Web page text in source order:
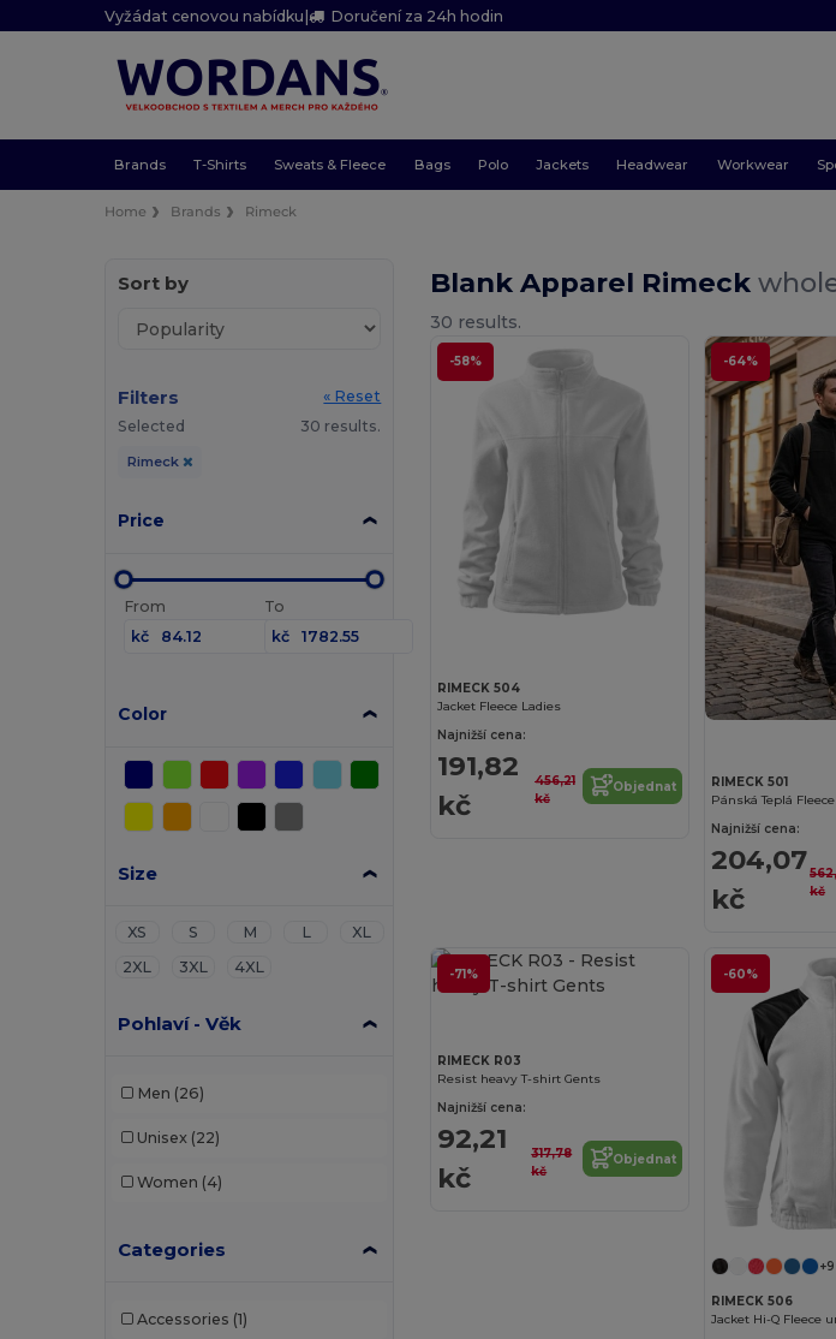
Vyžádat cenovou nabídku| Doručení za 24h hodin
Brands T-Shirts Sweats & Fleece Bags Polo Jackets Headwear Workwear
Home Brands Rimeck
Sort by
Filters
« Reset
Selected
30 results.
Rimeck
Price
From
kč
To
kč
Color
Size
XS S M L
XL
2XL
3XL 4XL
Pohlaví - Věk
Men (26)
Unisex (22)
Women (4)
Categories
Accessories (1)
Blank Apparel Rimeck
30 results.
-58%
RIMECK 504
Jacket Fleece Ladies
Najnižší cena:
191,82
kč
456,21
kč
Objednat
-64%
RIMECK 501
Pánská Teplá
Najnižší cena:
204,07
kč
kč
-71%
RIMECK R03
Resist heavy T-shirt Gents
Najnižší cena:
92,21
kč
317,78
kč
Objednat
-60%
+9
RIMECK 506
Jacket Hi-Q Fleece